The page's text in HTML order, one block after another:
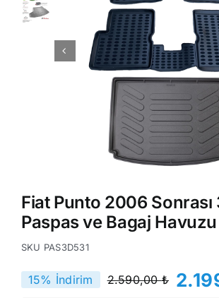
Fiat Punto 2006 Sonrası
Paspas ve Bagaj
SKU PAS3D531
2.590,00₺
Orijinal
Şu
15% İndirim